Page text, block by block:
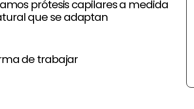
prótesis capilares a medida
que se adaptan
de trabajar